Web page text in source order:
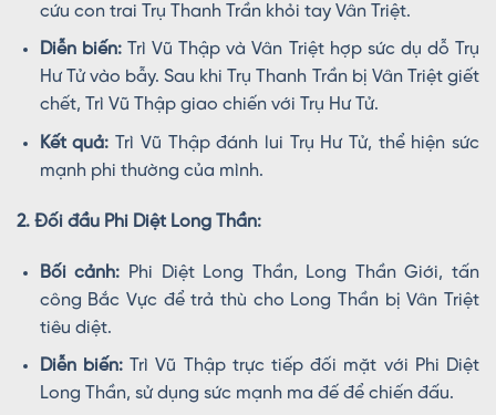
cứu con trai Trụ Thanh Trần khỏi tay Vân Triệt.
Diễn biến:Trì Vũ Thập và Vân Triệt hợp sức dụ dỗ Trụ
Hư Tử vào bẫy. Sau khi Trụ Thanh Trần bị Vân Triệt giết
chết, Trì Vũ Thập giao chiến với Trụ Hư Tử.
Kết quả: Trì Vũ Thập đánh lui Trụ Hư Tử, thể hiện sức
mạnh phi thường của mình.
2. Đối đầu Phi Diệt Long Thần:
Bối cảnh: Phi Diệt Long Thần, Long Thần Giới, tấn
công Bắc Vực để trả thù cho Long Thần bị Vân Triệt
tiêu diệt.
Diễn biến: Trì Vũ Thập trực tiếp đối mặt với Phi Diệt
Long Thần, sử dụng sức mạnh ma đế để chiến đấu.